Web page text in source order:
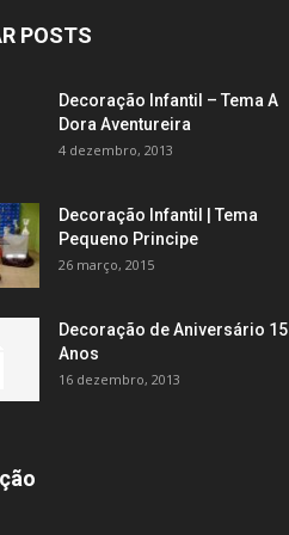
POSTS
Decoração Infantil – Tema A
Dora Aventureira
4 dezembro, 2013
Decoração Infantil | Tema
Pequeno Principe
26 março, 2015
Decoração de Aniversário 15
Anos
16 dezembro, 2013